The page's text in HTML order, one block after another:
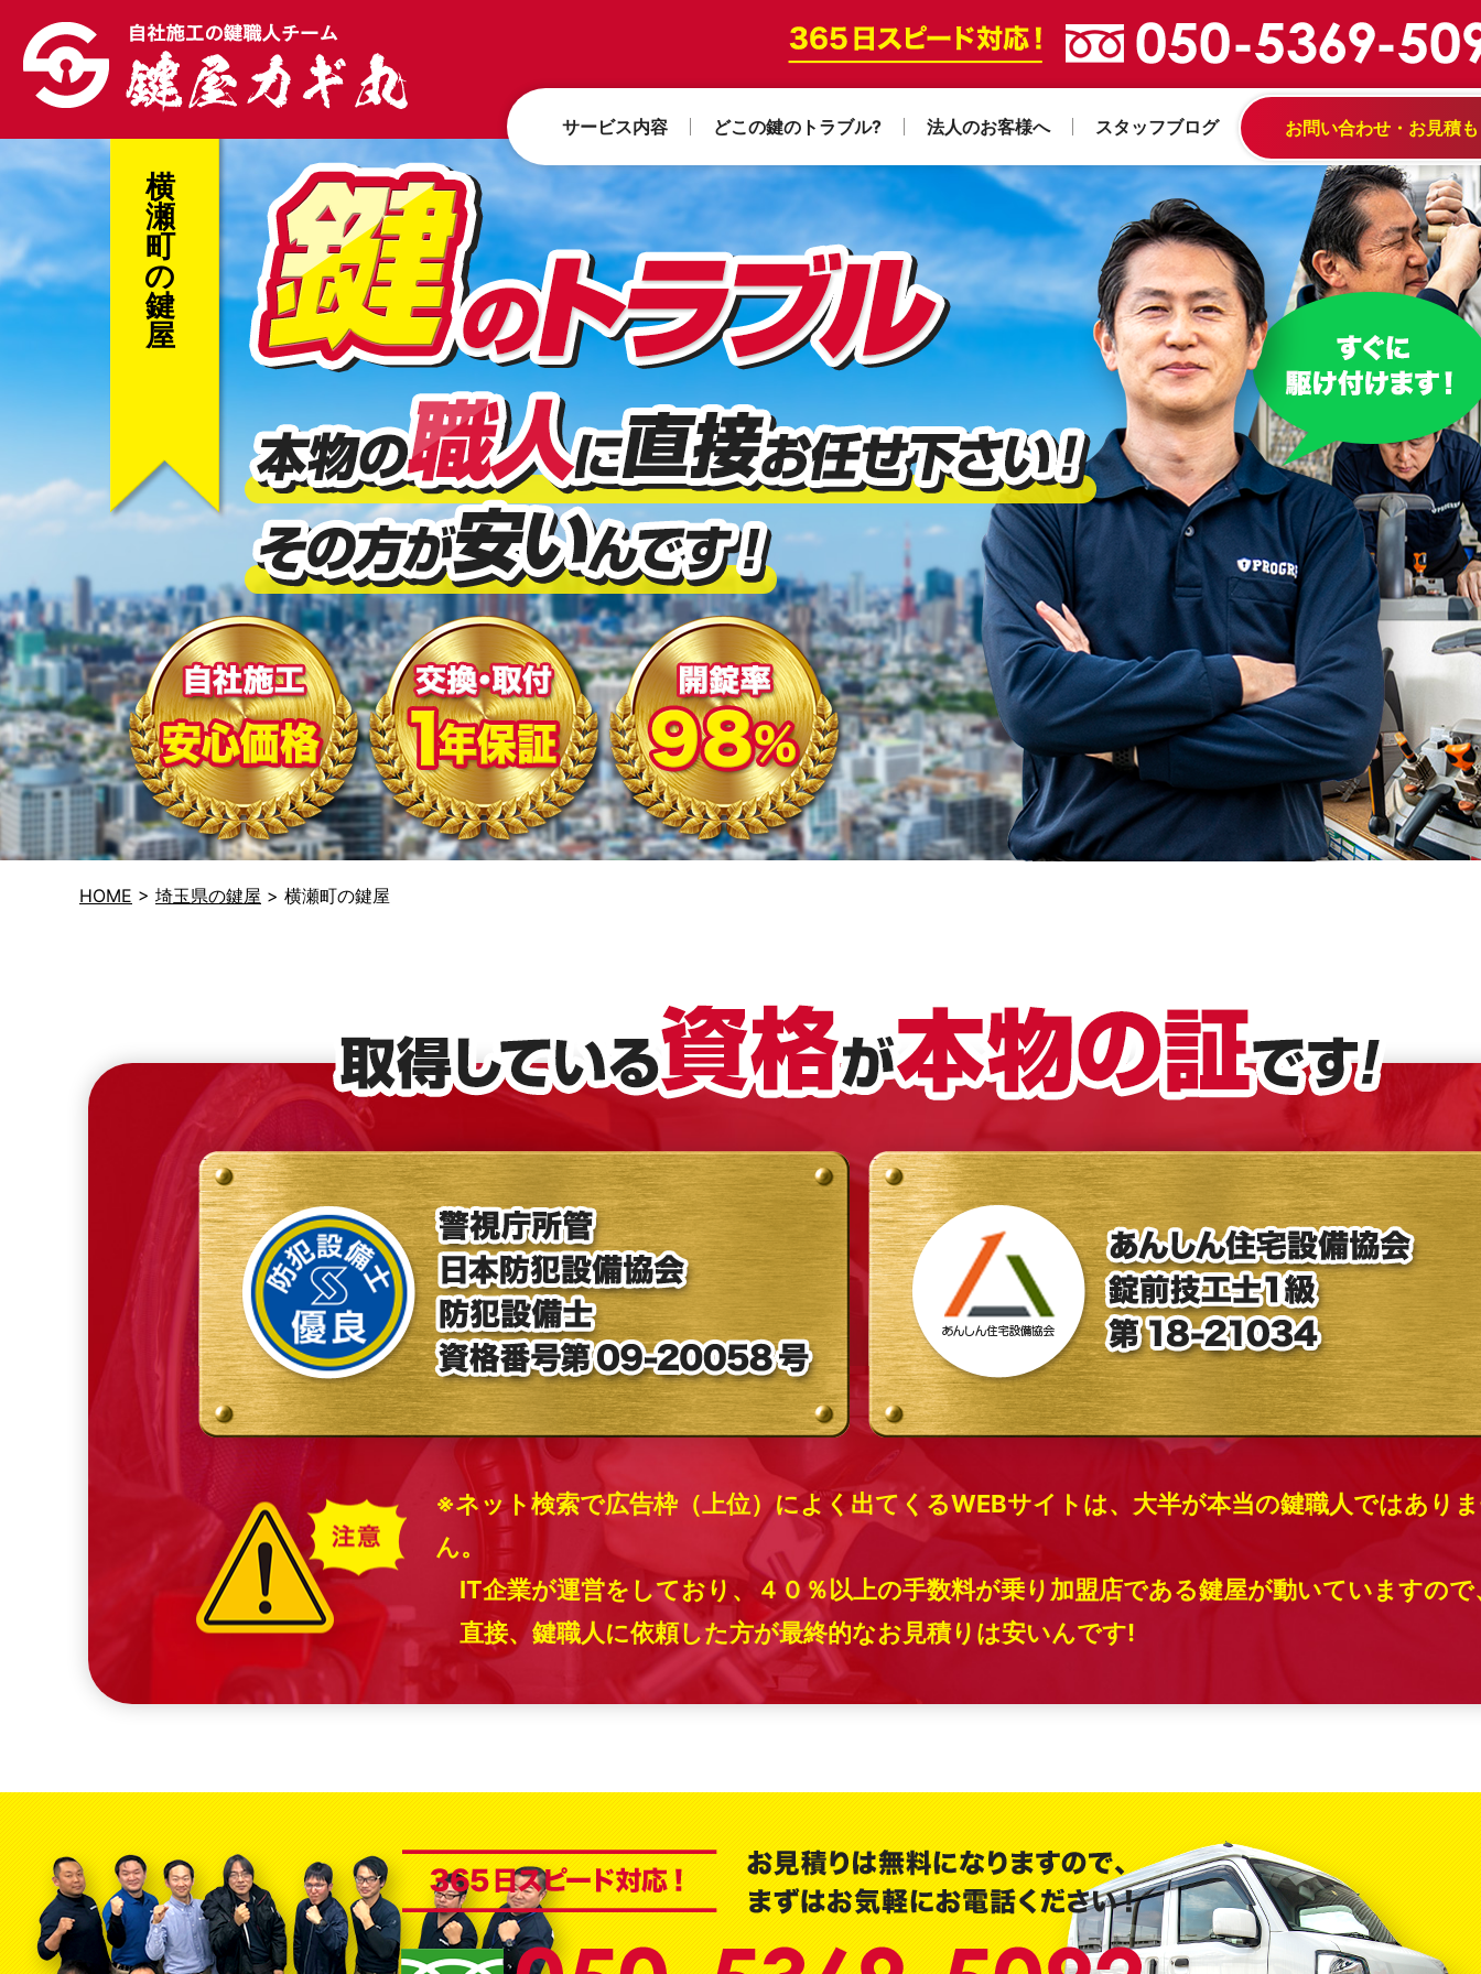
サービス内容 どこの鍵のトラブル? 法人のお客様へ スタッフブログ お問い合わせ・お見積
横
瀬
町
の
鍵
屋
HOME > 埼玉県の鍵屋 > 横瀬町の鍵屋
※ネット検索で広告枠（上位）によく出てくるWEBサイトは、大半が本当の鍵職人ではあり
ん。
IT企業が運営をしており、４０％以上の手数料が乗り加盟店である鍵屋が動いていますので
直接、鍵職人に依頼した方が最終的なお見積りは安いんです!